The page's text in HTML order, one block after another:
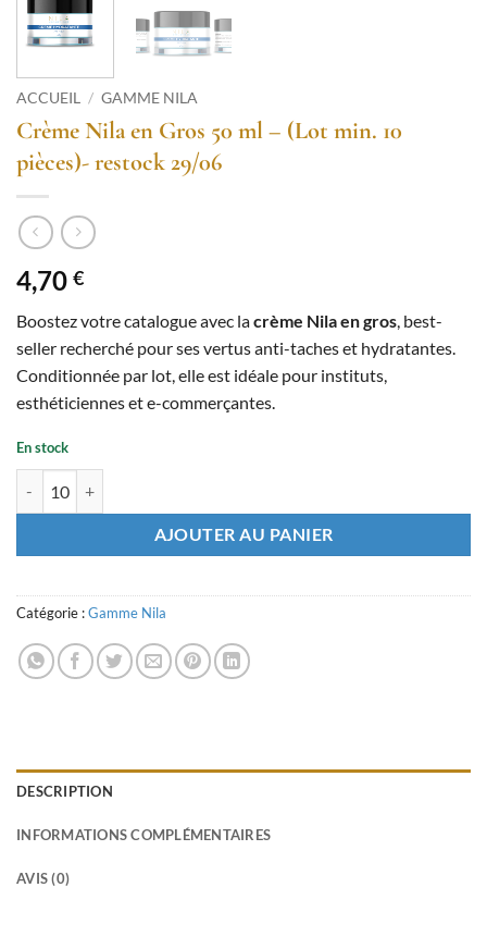
ACCUEIL / GAMME NILA
Crème Nila en Gros 50 ml – (Lot min. 10
pièces)- restock 29/06
4,70 €
Boostez votre catalogue avec lacrème Nila en gros, best-
seller recherché pour ses vertus anti-taches et hydratantes.
Conditionnée par lot, elle est idéale pour instituts,
esthéticiennes et e-commerçantes.
En stock
AJOUTER AU PANIER
Catégorie :Gamme Nila
DESCRIPTION
INFORMATIONS COMPLÉMENTAIRES
AVIS (0)